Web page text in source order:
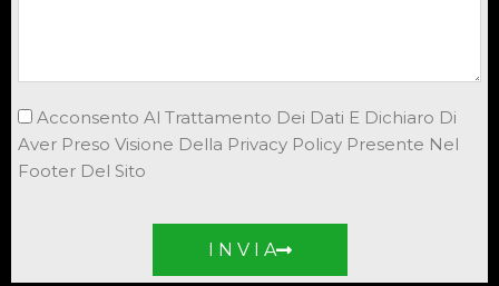
Acconsento Al Trattamento Dei Dati E Dichiaro Di
Aver Preso Visione Della Privacy Policy Presente Nel
Footer Del Sito
I N V I A